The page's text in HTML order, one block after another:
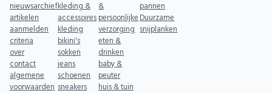
nieuwsarchief
artikelen
aanmelden
criteria
over
contact
algemene
voorwaarden
kleding &
accessoires
kleding
bikini's
sokken
jeans
schoenen
sneakers
&
persoonlijke
verzorging
eten &
drinken
baby &
peuter
huis & tuin
pannen
Duurzame
snijplanken